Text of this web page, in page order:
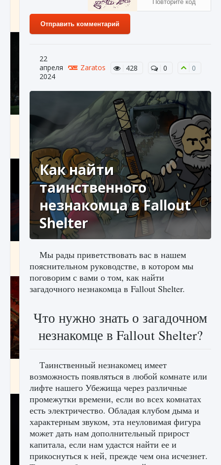
9 августа 2024 1 164
Как исправить ошибку EA FC 25 beta,
которая не работает
9 августа 2024 1 370
Как создавать предметы в Creatures of Ava
9 августа 2024 1 266 0 0
Как найти Гробницу Изгоев в Diablo 4
9 августа 2024
Отправить комментарий
22
апреля
2024
Zaratos 428 0 0
Как найти
таинственного
незнакомца в Fallout
Shelter
Мы рады приветствовать вас в нашем
пояснительном руководстве, в котором мы
поговорим с вами о том, как найти
загадочного незнакомца в Fallout Shelter.
Что нужно знать о загадочном
незнакомце в Fallout Shelter?
Таинственный незнакомец имеет
возможность появляться в любой комнате или
лифте нашего Убежища через различные
промежутки времени, если во всех комнатах
есть электричество. Обладая клубом дыма и
характерным звуком, эта неуловимая фигура
может дать нам дополнительный прирост
капитала, если нам удастся найти ее и
прикоснуться к ней, прежде чем она исчезнет.